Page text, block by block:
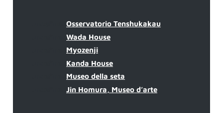
Osservatorio Tenshukakau
Wada House
Myozenji
Kanda House
Museo della seta
Jin Homura, Museo d’arte